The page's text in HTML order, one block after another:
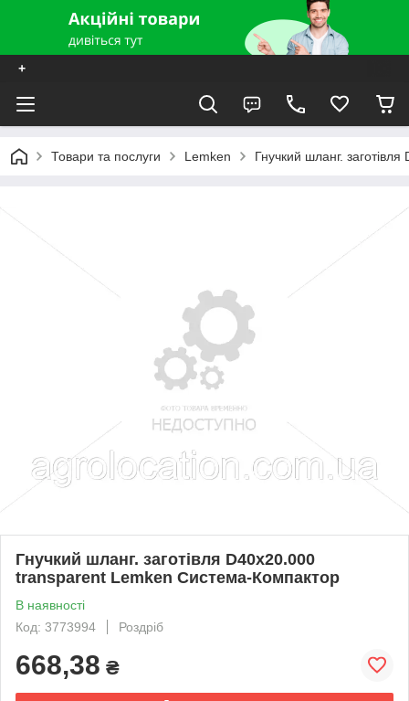
+
Товари та послуги Lemken Гнучкий шланг.
Гнучкий шланг. заготівля D40x20.000
transparent Lemken Система-Компактор
В наявності
Код: 3773994
Роздріб
668,38 ₴